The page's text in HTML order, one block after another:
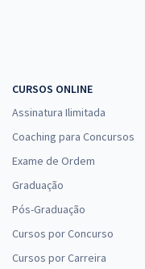
CURSOS ONLINE
Assinatura Ilimitada
Coaching para Concursos
Exame de Ordem
Graduação
Pós-Graduação
Cursos por Concurso
Cursos por Carreira